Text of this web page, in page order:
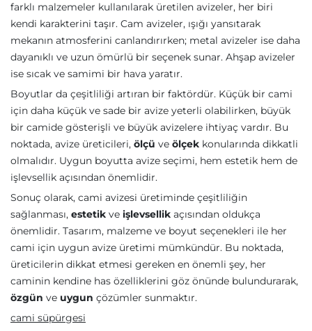
farklı malzemeler kullanılarak üretilen avizeler, her biri
kendi karakterini taşır. Cam avizeler, ışığı yansıtarak
mekanın atmosferini canlandırırken; metal avizeler ise daha
dayanıklı ve uzun ömürlü bir seçenek sunar. Ahşap avizeler
ise sıcak ve samimi bir hava yaratır.
Boyutlar da çeşitliliği artıran bir faktördür. Küçük bir cami
için daha küçük ve sade bir avize yeterli olabilirken, büyük
bir camide gösterişli ve büyük avizelere ihtiyaç vardır. Bu
noktada, avize üreticileri, ölçü ve ölçek konularında dikkatli
olmalıdır. Uygun boyutta avize seçimi, hem estetik hem de
işlevsellik açısından önemlidir.
Sonuç olarak, cami avizesi üretiminde çeşitliliğin
sağlanması, estetik ve işlevsellik açısından oldukça
önemlidir. Tasarım, malzeme ve boyut seçenekleri ile her
cami için uygun avize üretimi mümkündür. Bu noktada,
üreticilerin dikkat etmesi gereken en önemli şey, her
caminin kendine has özelliklerini göz önünde bulundurarak,
özgün ve uygun çözümler sunmaktır.
cami süpürgesi